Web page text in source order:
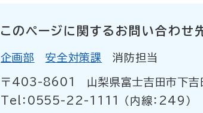
このページに関するお問い合わせ
企画部 安全対策課 消防担当
〒403-8601
山梨県富士吉田市下
Tel：0555-22-1111 （内線：249）